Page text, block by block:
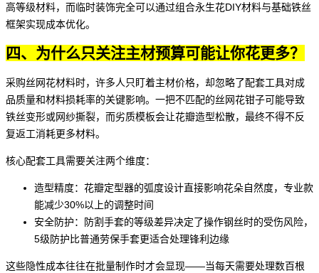
高等级材料，而临时装饰完全可以通过组合永生花DIY材料与基础铁丝
框架实现成本优化。
四、为什么只关注主材预算可能让你花更多？
采购丝网花材料时，许多人只盯着主材价格，却忽略了配套工具对成
品质量和材料损耗率的关键影响。一把不匹配的丝网花钳子可能导致
铁丝变形或网纱撕裂，而劣质模板会让花瓣造型松散，最终不得不反
复返工消耗更多材料。
核心配套工具需要关注两个维度：
造型精度：花瓣定型器的弧度设计直接影响花朵自然度，专业款
能减少30%以上的调整时间
安全防护：
防割手套的等级差异决定了操作钢丝时的受伤风险，
5级防护比普通劳保手套更适合处理锋利边缘
这些隐性成本往往在批量制作时才会显现——当每天需要处理数百根